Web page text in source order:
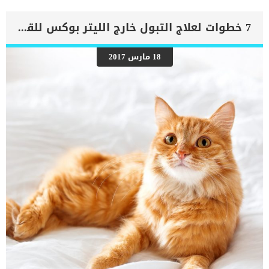
الإصابة بـ LCP. اكدت الدراسات والابحاث ان هذا الاضطراب يمكن ان يصيب
البشر ايضا وكذلك الكلاب وخاصة الصغار جدًا ، ويمكن أن يؤدي إلى إعاقة
خطيرة بما في ذلك عدم القدرة على المشي. اقرا ايضا: خلل نمو العظام
عند الكلاب .. الاسباب والعلاج اعراض اضطراب مفصل الورك عند الكلاب لن
يضع الكلب وزنًا على ساقه المريضة عدم القدرة على المشي من وقت لآخر
الساق المريضة أقصر بسبب انهيار رأس عظم الفخذ العوامل الكامنة خلف
اصابة الكلب باضطراب مفصل الورك عند الكلاب […]
7 خطوات لعلاج التبول خارج الليتر بوكس للقطط
18 مارس 2017